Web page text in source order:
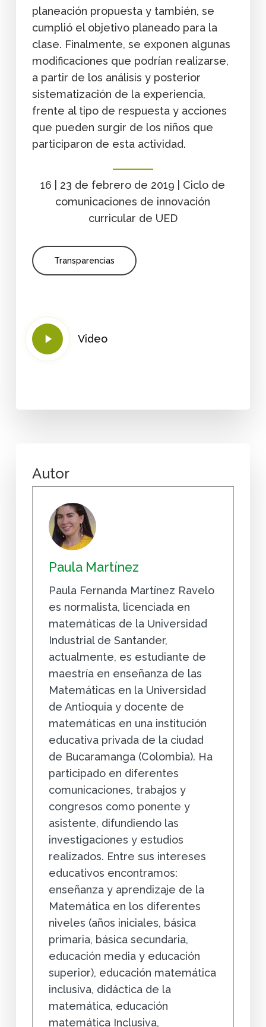
planeación propuesta y también, se
cumplió el objetivo planeado para la
clase. Finalmente, se exponen algunas
modificaciones que podrían realizarse,
a partir de los análisis y posterior
sistematización de la experiencia,
frente al tipo de respuesta y acciones
que pueden surgir de los niños que
participaron de esta actividad.
16 | 23 de febrero de 2019 | Ciclo de
comunicaciones de innovación
curricular de UED
Transparencias
Play
Video
Video
Autor
Paula Martínez
Paula Fernanda Martínez Ravelo
es normalista, licenciada en
matemáticas de la Universidad
Industrial de Santander,
actualmente, es estudiante de
maestría en enseñanza de las
Matemáticas en la Universidad
de Antioquia y docente de
matemáticas en una institución
educativa privada de la ciudad
de Bucaramanga (Colombia). Ha
participado en diferentes
comunicaciones, trabajos y
congresos como ponente y
asistente, difundiendo las
investigaciones y estudios
realizados. Entre sus intereses
educativos encontramos:
enseñanza y aprendizaje de la
Matemática en los diferentes
niveles (años iniciales, básica
primaria, básica secundaria,
educación media y educación
superior), educación matemática
inclusiva, didáctica de la
matemática, educación
matemática Inclusiva,